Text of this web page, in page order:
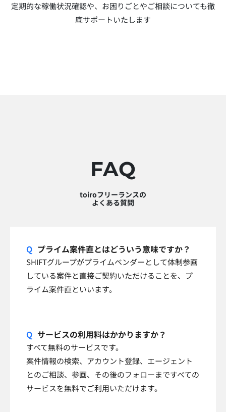
定期的な稼働状況確認や、お困りごとやご相談についても徹
底サポートいたします​​
FAQ
toiroフリーランスの
よくある質問
プライム案件直とはどういう意味ですか？
SHIFTグループがプライムベンダーとして体制参画
している案件と直接ご契約いただけることを、プ
ライム案件直といいます。
サービスの利用料はかかりますか？
すべて無料のサービスです。
案件情報の検索、アカウント登録、エージェント
とのご相談、参画、その後のフォローまですべての
サービスを無料でご利用いただけます。